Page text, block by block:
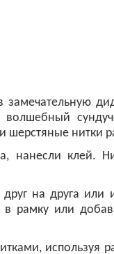
шерстяные нитки
нанесли клей.
на друга или
рамку или